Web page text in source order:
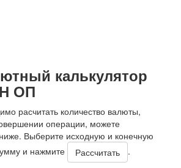
калькулятор
ОП
расчитать количество валюты,
операции, можете
Выберите исходную и конечную
и нажмите
.